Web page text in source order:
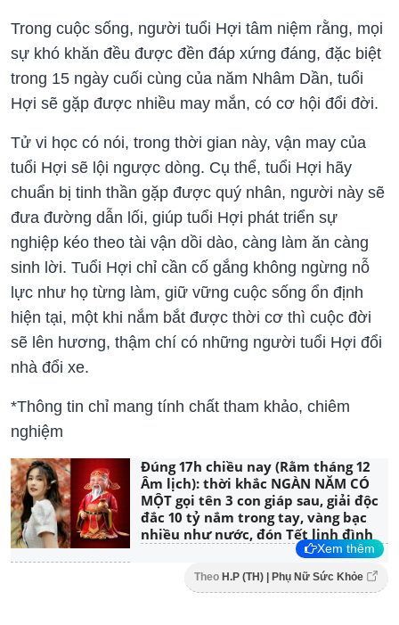
Trong cuộc sống, người tuổi Hợi tâm niệm rằng, mọi
sự khó khăn đều được đền đáp xứng đáng, đặc biệt
trong 15 ngày cuối cùng của năm Nhâm Dần, tuổi
Hợi sẽ gặp được nhiều may mắn, có cơ hội đổi đời.
Tử vi học có nói, trong thời gian này, vận may của
tuổi Hợi sẽ lội ngược dòng. Cụ thể, tuổi Hợi hãy
chuẩn bị tinh thần gặp được quý nhân, người này sẽ
đưa đường dẫn lối, giúp tuổi Hợi phát triển sự
nghiệp kéo theo tài vận dồi dào, càng làm ăn càng
sinh lời. Tuổi Hợi chỉ cần cố gắng không ngừng nỗ
lực như họ từng làm, giữ vững cuộc sống ổn định
hiện tại, một khi nắm bắt được thời cơ thì cuộc đời
sẽ lên hương, thậm chí có những người tuổi Hợi đổi
nhà đổi xe.
*Thông tin chỉ mang tính chất tham khảo, chiêm
nghiệm
Đúng 17h chiều nay (Rằm tháng 12
Âm lịch): thời khắc NGÀN NĂM CÓ
MỘT gọi tên 3 con giáp sau, giải độc
đắc 10 tỷ nắm trong tay, vàng bạc
nhiều như nước, đón Tết linh đình
Xem thêm
Theo H.P (TH) | Phụ Nữ Sức Khỏe